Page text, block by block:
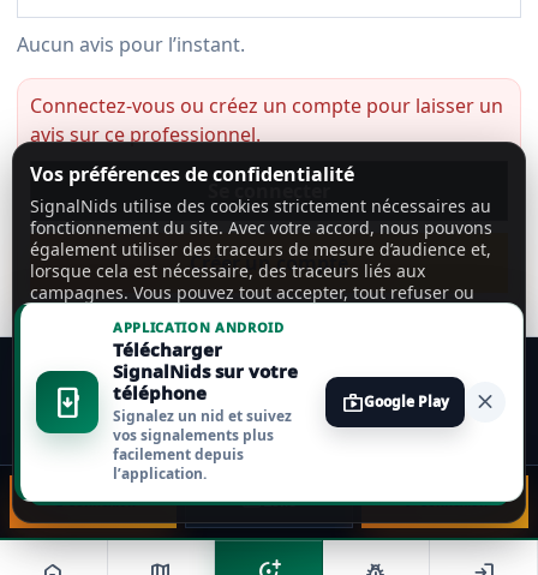
Aucun avis pour l’instant.
Connectez-vous ou créez un compte pour laisser un
avis sur ce professionnel.
Se connecter
Créer un compte
📞 Connexion 🗺️ Zone 💬 Connexion
install_mobile
APPLICATION ANDROID
Télécharger
SignalNids sur votre
téléphone
Signalez un nid et suivez
vos signalements plus
facilement depuis
l’application.
shopGoogle Play close
Vos préférences de confidentialité
SignalNids utilise des cookies strictement nécessaires au
fonctionnement du site. Avec votre accord, nous pouvons
également utiliser des traceurs de mesure d’audience et,
lorsque cela est nécessaire, des traceurs liés aux
campagnes. Vous pouvez tout accepter, tout refuser ou
Tout accepter
Tout refuser